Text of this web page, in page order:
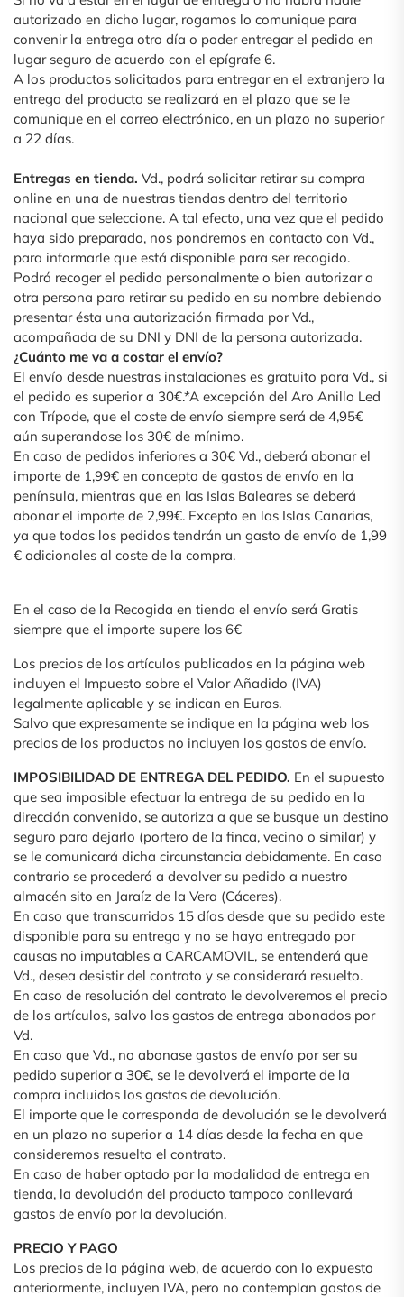
autorizado en dicho lugar, rogamos lo comunique para
convenir la entrega otro día o poder entregar el pedido en
lugar seguro de acuerdo con el epígrafe 6.
A los productos solicitados para entregar en el extranjero la
entrega del producto se realizará en el plazo que se le
comunique en el correo electrónico, en un plazo no superior
a 22 días.
Entregas en tienda. Vd., podrá solicitar retirar su compra
online en una de nuestras tiendas dentro del territorio
nacional que seleccione. A tal efecto, una vez que el pedido
haya sido preparado, nos pondremos en contacto con Vd.,
para informarle que está disponible para ser recogido.
Podrá recoger el pedido personalmente o bien autorizar a
otra persona para retirar su pedido en su nombre debiendo
presentar ésta una autorización firmada por Vd.,
acompañada de su DNI y DNI de la persona autorizada.
¿Cuánto me va a costar el envío?
El envío desde nuestras instalaciones es gratuito para Vd., si
el pedido es superior a 30€.*A excepción del Aro Anillo Led
con Trípode, que el coste de envío siempre será de 4,95€
aún superandose los 30€ de mínimo.
En caso de pedidos inferiores a 30€ Vd., deberá abonar el
importe de 1,99€ en concepto de gastos de envío en la
península, mientras que en las Islas Baleares se deberá
abonar el importe de 2,99€. Excepto en las Islas Canarias,
ya que todos los pedidos tendrán un gasto de envío de 1,99
€ adicionales al coste de la compra.
En el caso de la Recogida en tienda el envío será Gratis
siempre que el importe supere los 6€
Los precios de los artículos publicados en la página web
incluyen el Impuesto sobre el Valor Añadido (IVA)
legalmente aplicable y se indican en Euros.
Salvo que expresamente se indique en la página web los
precios de los productos no incluyen los gastos de envío.
IMPOSIBILIDAD DE ENTREGA DEL PEDIDO. En el supuesto
que sea imposible efectuar la entrega de su pedido en la
dirección convenido, se autoriza a que se busque un destino
seguro para dejarlo (portero de la finca, vecino o similar) y
se le comunicará dicha circunstancia debidamente. En caso
contrario se procederá a devolver su pedido a nuestro
almacén sito en Jaraíz de la Vera (Cáceres).
En caso que transcurridos 15 días desde que su pedido este
disponible para su entrega y no se haya entregado por
causas no imputables a CARCAMOVIL, se entenderá que
Vd., desea desistir del contrato y se considerará resuelto.
En caso de resolución del contrato le devolveremos el precio
de los artículos, salvo los gastos de entrega abonados por
Vd.
En caso que Vd., no abonase gastos de envío por ser su
pedido superior a 30€, se le devolverá el importe de la
compra incluidos los gastos de devolución.
El importe que le corresponda de devolución se le devolverá
en un plazo no superior a 14 días desde la fecha en que
consideremos resuelto el contrato.
En caso de haber optado por la modalidad de entrega en
tienda, la devolución del producto tampoco conllevará
gastos de envío por la devolución.
PRECIO Y PAGO
Los precios de la página web, de acuerdo con lo expuesto
anteriormente, incluyen IVA, pero no contemplan gastos de